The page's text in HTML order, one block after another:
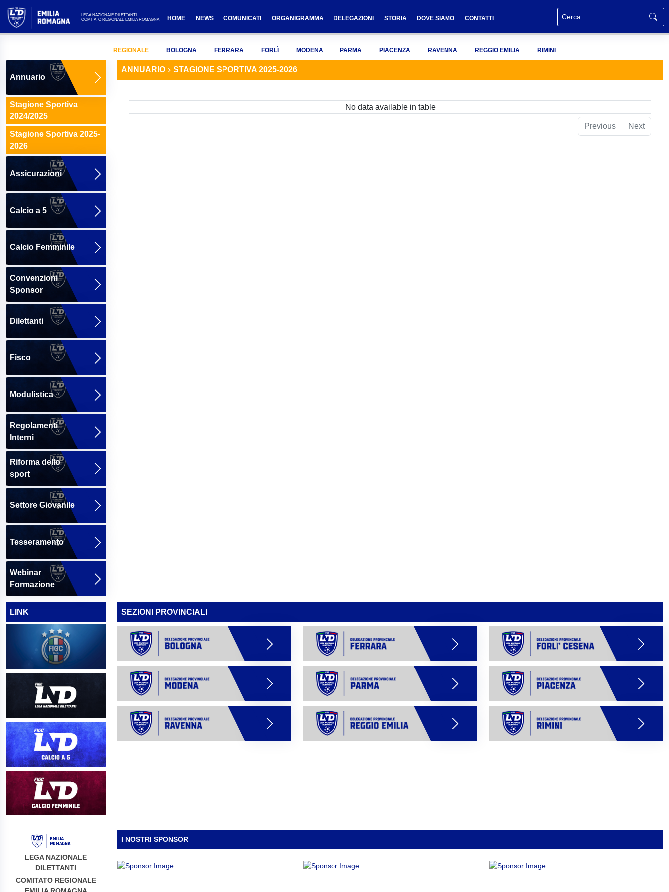
LEGA NAZIONALE DILETTANTI
COMITATO REGIONALE EMILIA ROMAGNA
HOME NEWS COMUNICATI ORGANIGRAMMA DELEGAZIONI STORIA DOVE SIAMO CONTATTI
REGIONALE BOLOGNA FERRARA FORLÌ MODENA PARMA PIACENZA RAVENNA REGGIO EMILIA RIMINI
Annuario
Stagione Sportiva
2024/2025
Stagione Sportiva 2025-
2026
Assicurazioni
Calcio a 5
Calcio Femminile
Convenzioni
Sponsor
Dilettanti
Fisco
Modulistica
Regolamenti
Interni
Riforma dello
sport
Settore Giovanile
Tesseramento
Webinar
Formazione
ANNUARIO STAGIONE SPORTIVA 2025-2026
No data available in table
Previous Next
LINK SEZIONI PROVINCIALI
LEGA NAZIONALE
DILETTANTI
COMITATO REGIONALE
EMILIA ROMAGNA
I NOSTRI SPONSOR